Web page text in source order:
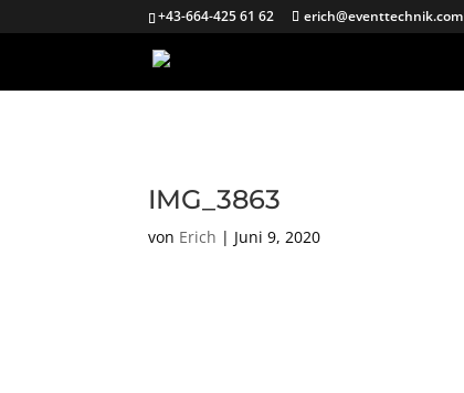
+43-664-425 61 62 erich@eventtechnik.com
IMG_3863
von Erich | Juni 9, 2020